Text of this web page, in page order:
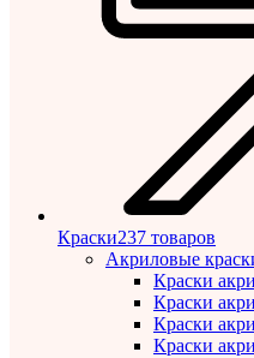
Краски237 товаров
Акриловые
Краски
Краски
Краски
Краски